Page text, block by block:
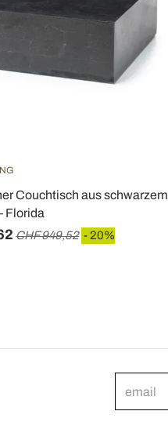
Couchtisch aus schwarzem
Florida
CHF 949,52 - 20%